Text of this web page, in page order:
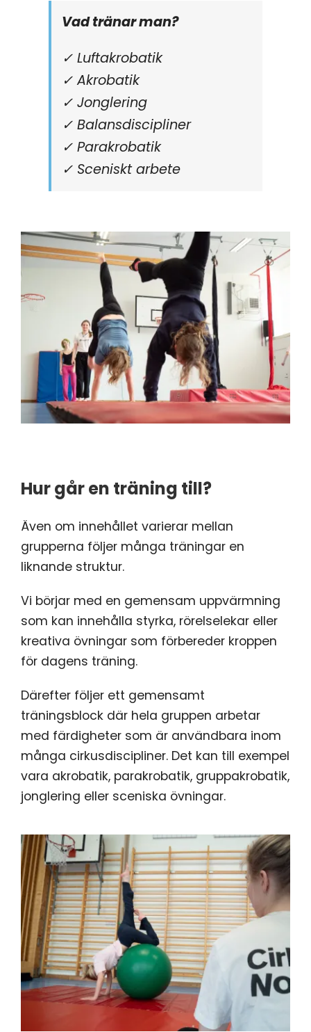
Vad tränar man?
✓ Luftakrobatik
✓ Akrobatik
✓ Jonglering
✓ Balansdiscipliner
✓ Parakrobatik
✓ Sceniskt arbete
Hur går en träning till?
Även om innehållet varierar mellan
grupperna följer många träningar en
liknande struktur.
Vi börjar med en gemensam uppvärmning
som kan innehålla styrka, rörelselekar eller
kreativa övningar som förbereder kroppen
för dagens träning.
Därefter följer ett gemensamt
träningsblock där hela gruppen arbetar
med färdigheter som är användbara inom
många cirkusdiscipliner. Det kan till exempel
vara akrobatik, parakrobatik, gruppakrobatik,
jonglering eller sceniska övningar.